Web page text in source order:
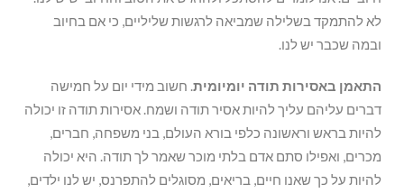
לא להתמקד בשלילה שמביאה לרגשות שליליים, כי אם בחיוב
ובמה שכבר יש לנו.
התאמן באסירות תודה יומיומית. חשוב מידי יום על חמישה
דברים עליהם עליך להיות אסיר תודה ושמח. אסירות תודה זו יכולה
להיות בראש וראשונה כלפי בורא העולם, בני משפחה, חברים,
מכרים, ואפילו סתם אדם בלתי מוכר שאמר לך תודה. היא יכולה
להיות על כך שאנו חיים, בריאים, מסוגלים להתפרנס, יש לנו ילדים,